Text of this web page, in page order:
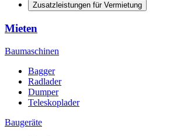
Zusatzleistungen für Vermietung
Mieten
Baumaschinen
Bagger
Radlader
Dumper
Teleskoplader
Baugeräte